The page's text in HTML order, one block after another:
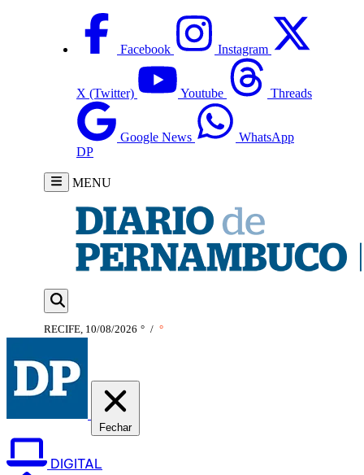
Facebook Instagram
X (Twitter) Youtube Threads
Google News
WhatsApp
DP
MENU
RECIFE, 10/08/2026 ° / °
Fechar
DIGITAL